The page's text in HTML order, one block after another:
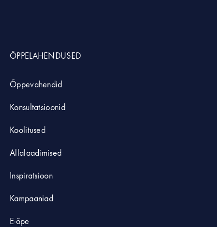
ÕPPELAHENDUSED
Õppevahendid
Konsultatsioonid
Koolitused
Allalaadimised
Inspiratsioon
Kampaaniad
E-õpe